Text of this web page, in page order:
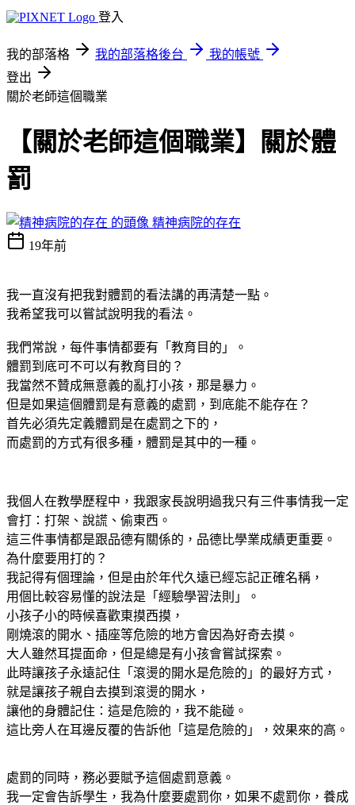
登入
我的部落格 我的部落格後台
我的帳號
登出
關於老師這個職業
【關於老師這個職業】關於體
罰
精神病院的存在
19年前
我一直沒有把我對體罰的看法講的再清楚一點。
我希望我可以嘗試說明我的看法。
我們常說，每件事情都要有「教育目的」。
體罰到底可不可以有教育目的？
我當然不贊成無意義的亂打小孩，那是暴力。
但是如果這個體罰是有意義的處罰，到底能不能存在？
首先必須先定義體罰是在處罰之下的，
而處罰的方式有很多種，體罰是其中的一種。
我個人在教學歷程中，我跟家長說明過我只有三件事情我一定
會打：打架、說謊、偷東西。
這三件事情都是跟品德有關係的，品德比學業成績更重要。
為什麼要用打的？
我記得有個理論，但是由於年代久遠已經忘記正確名稱，
用個比較容易懂的說法是「經驗學習法則」。
小孩子小的時候喜歡東摸西摸，
剛燒滾的開水、插座等危險的地方會因為好奇去摸。
大人雖然耳提面命，但是總是有小孩會嘗試探索。
此時讓孩子永遠記住「滾燙的開水是危險的」的最好方式，
就是讓孩子親自去摸到滾燙的開水，
讓他的身體記住：這是危險的，我不能碰。
這比旁人在耳邊反覆的告訴他「這是危險的」，效果來的高。
處罰的同時，務必要賦予這個處罰意義。
我一定會告訴學生，我為什麼要處罰你，如果不處罰你，養成